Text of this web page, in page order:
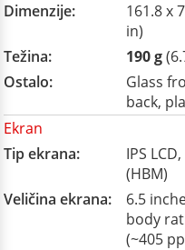
Dimenzije:
161.8 x
in)
Težina:
190 g
Ostalo:
Glass
back,
Ekran
Tip ekrana:
IPS
(HBM)
Veličina ekrana:
6.5
body
(~405